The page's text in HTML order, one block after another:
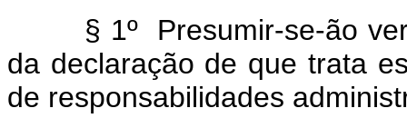
§ 1º Presumir-se-ão
da declaração de que trata
de responsabilidades